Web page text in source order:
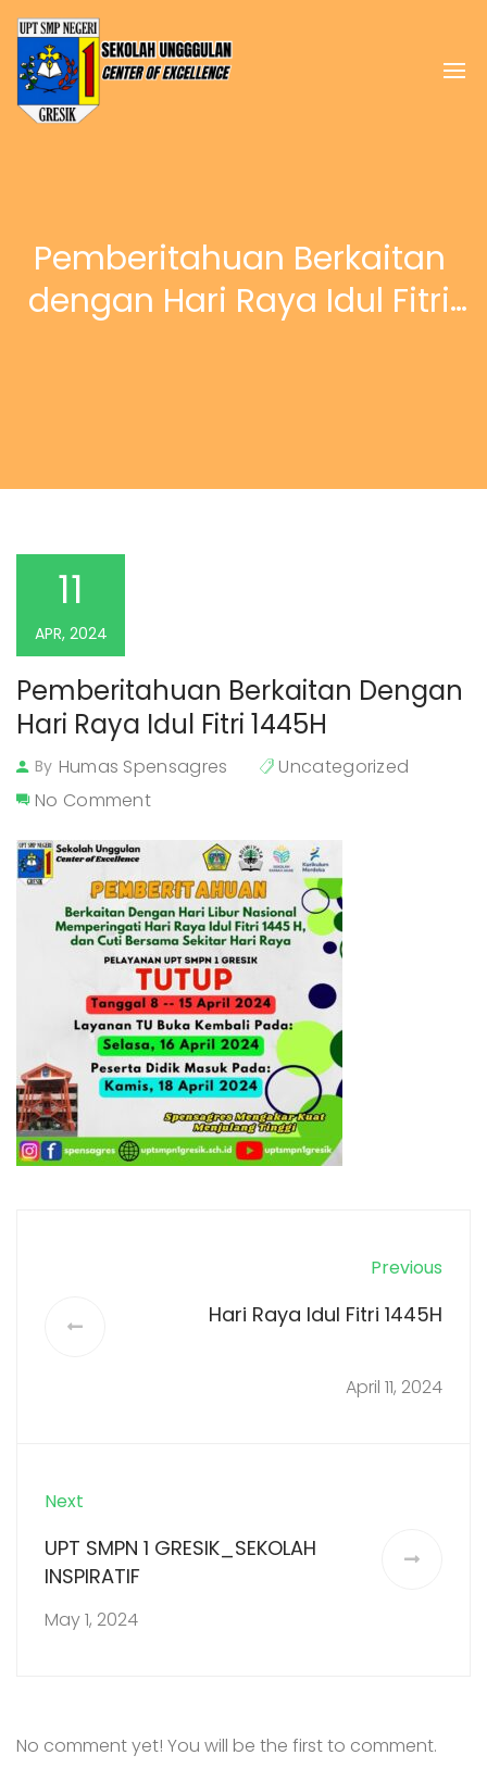
Pemberitahuan Berkaitan
dengan Hari Raya Idul Fitri
Pemberitahuan Berkaitan Dengan
Hari Raya Idul Fitri 1445H
By Humas Spensagres
Uncategorized
No Comment
11
APR, 2024
Previous
Hari Raya Idul Fitri 1445H
April 11, 2024
Next
UPT SMPN 1 GRESIK_SEKOLAH
INSPIRATIF
May 1, 2024
No comment yet! You will be the first to comment.